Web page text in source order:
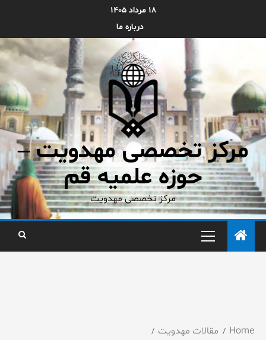
۱۸ مرداد ۱۴۰۵
درباره ما
مرکز تخصصی مهدویت –
حوزه علمیه قم
مرکز تخصصی مهدویت
Home
مقالات مهدویت